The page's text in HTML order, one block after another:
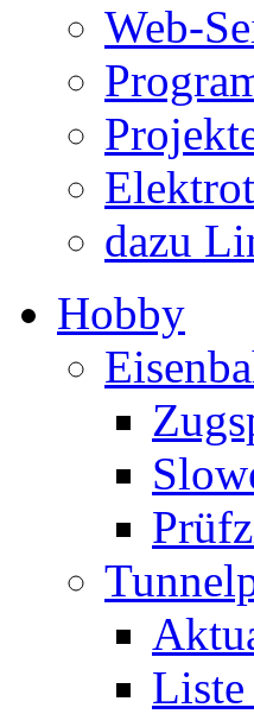
Web-
dazu
Hobby
Liste